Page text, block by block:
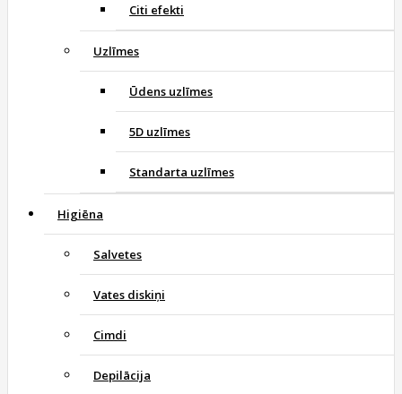
Citi efekti
Uzlīmes
Ūdens uzlīmes
5D uzlīmes
Standarta uzlīmes
Higiēna
Salvetes
Vates diskiņi
Cimdi
Depilācija